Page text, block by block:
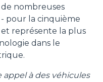
nombreuses
pour la cinquième
et représente la plus
dans le
appel à des véhicules